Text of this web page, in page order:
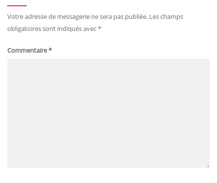
Votre adresse de messagerie ne sera pas publiée. Les champs
obligatoires sont indiqués avec*
Commentaire*